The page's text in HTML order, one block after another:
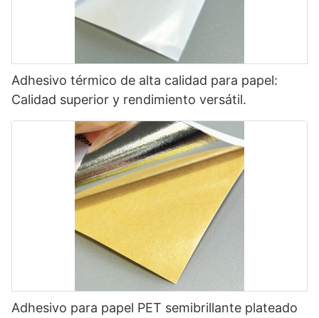
Adhesivo térmico de alta calidad para papel:
Calidad superior y rendimiento versátil.
Adhesivo para papel PET semibrillante plateado